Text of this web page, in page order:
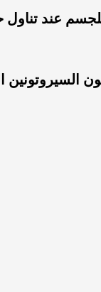
تناول